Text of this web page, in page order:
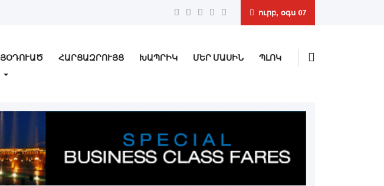
ուրբ, օգս 07
ՅՕԴՈՒԱԾ ՀԱՐՑԱԶՐՈՒՅՑ ԽԱՊՐԻԿ ՄԵՐ ՄԱՍԻՆ
ՊԼՈԿ